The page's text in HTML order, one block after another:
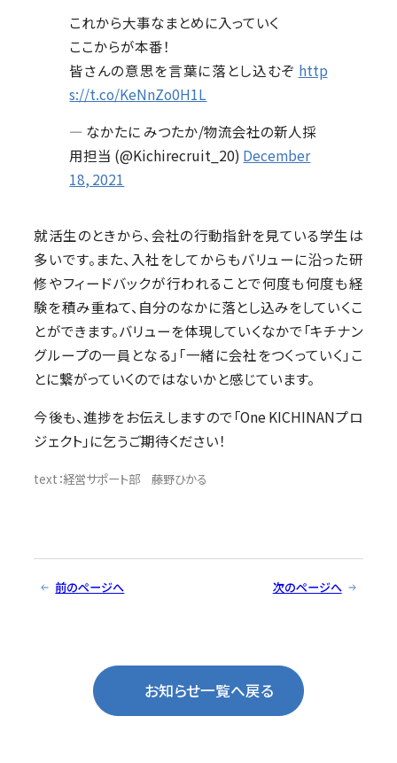
これから大事なまとめに入っていく
ここからが本番！
皆さんの意思を言葉に落とし込むぞ http
s://t.co/KeNnZo0H1L
— なかたに みつたか/物流会社の新人採
用担当 (@Kichirecruit_20) December
18, 2021
就活生のときから、会社の行動指針を見ている学生は
多いです。また、入社をしてからもバリューに沿った研
修やフィードバックが行われることで何度も何度も経
験を積み重ねて、自分のなかに落とし込みをしていくこ
とができます。バリューを体現していくなかで「キチナン
グループの一員となる」「一緒に会社をつくっていく」こ
とに繋がっていくのではないかと感じています。
今後も、進捗をお伝えしますので「One KICHINANプロ
ジェクト」に乞うご期待ください！
text：経営サポート部 藤野ひかる
前のページへ 次のページへ
お知らせ一覧へ戻る